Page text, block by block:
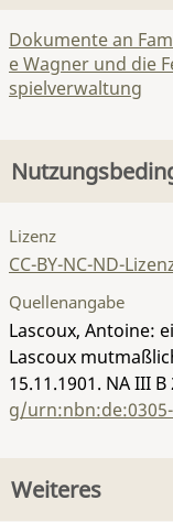
Dokumente an
e Wagner und die
spielverwaltung
Lizenz
CC-BY-NC-ND-
Quellenangabe
Lascoux, Antoine:
Lascoux
15.11.1901. NA III B
g/
Weiteres